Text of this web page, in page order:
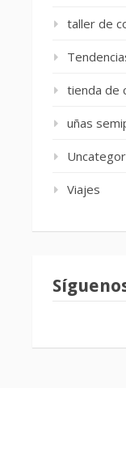
taller de
tienda de
uñas
Viajes